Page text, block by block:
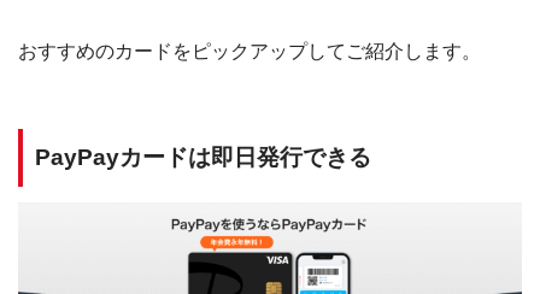
おすすめのカードをピックアップしてご紹介します。
PayPayカードは即日発行できる